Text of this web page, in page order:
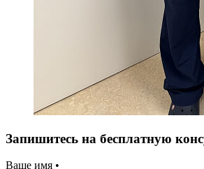
Запишитесь на бесплатную
Ваше имя •